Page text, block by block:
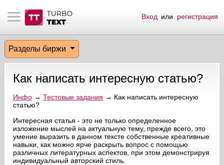
материалы
биржи
эфир
на сайте
пользователей
сообщения
по форуму
Вход или регистрация
Разделы биржи
Как написать интересную статью?
Инфо→ Тестовые задания → Как написать интересную
статью?
Интересная статья - это не только определенное
изложение мыслей на актуальную тему, прежде всего, это
умение выразить в данном тексте собственные креативные
навыки, как можно ярче раскрыть вопрос с помощью
различных литературных аспектов, при этом демонстрируя
индивидуальный авторский стиль.